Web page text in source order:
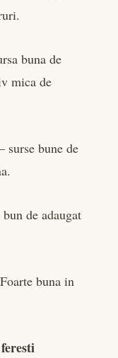
buna de
mica de
surse bune de
de adaugat
buna in